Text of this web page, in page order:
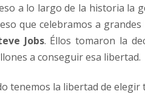
a lo largo de la historia la
que celebramos a
Jobs. Éllos tomaron la
a conseguir esa libertad.
tenemos la libertad de